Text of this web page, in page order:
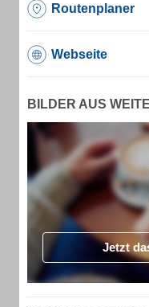
Routenplaner
Webseite
BILDER AUS
Jetzt